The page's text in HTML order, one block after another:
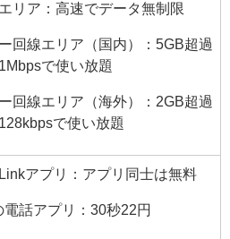
リア：高速でデータ無制限
回線エリア（国内）：5GB超過
で使い放題
回線エリア（海外）：2GB超過
で使い放題
アプリ：アプリ同士は無料
電話アプリ：30秒22円